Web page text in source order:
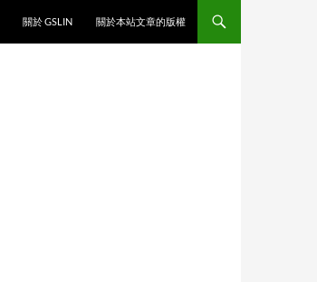
關於 GSLIN 關於本站文章的版權